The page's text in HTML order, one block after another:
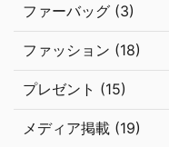
ファーバッグ (3)
ファッション (18)
プレゼント (15)
メディア掲載 (19)